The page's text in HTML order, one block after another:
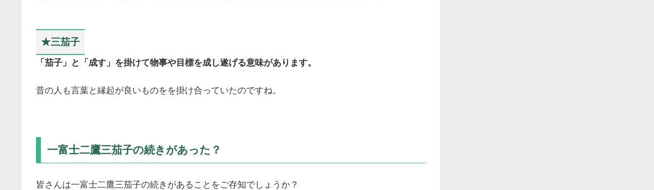
★三茄子
「茄子」と「成す」を掛けて物事や目標を成し遂げる意味があります。
昔の人も言葉と縁起が良いものをを掛け合っていたのですね。
一富士二鷹三茄子の続きがあった？
皆さんは一富士二鷹三茄子の続きがあることをご存知でしょうか？